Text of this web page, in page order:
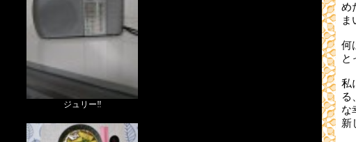
ジュリー‼
め
ま
何
と
私
る
な
新